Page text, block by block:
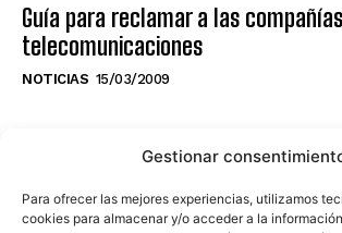
Gestionar
Para ofrecer las mejores experiencias, utilizamos
cookies para almacenar y/o acceder a la
Guía para reclamar a las
telecomunicaciones
NOTICIAS 15/03/2009
NO TE PIERDAS LO ÚLTIMO DEL CANAL